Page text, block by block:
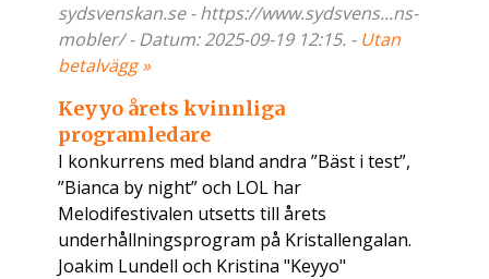
sydsvenskan.se - https://www.sydsvens...ns-
mobler/ - Datum: 2025-09-19 12:15. - Utan
betalvägg »
Keyyo årets kvinnliga
programledare
I konkurrens med bland andra ”Bäst i test”,
”Bianca by night” och LOL har
Melodifestivalen utsetts till årets
underhållningsprogram på Kristallengalan.
Joakim Lundell och Kristina "Keyyo"